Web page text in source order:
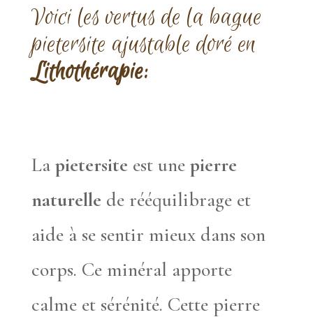
Voici les vertus de la bague
pietersite ajustable doré en
Lithothérapie:
La pietersite est une pierre
naturelle de rééquilibrage et
aide à se sentir mieux dans son
corps. Ce minéral apporte
calme et sérénité. Cette pierre